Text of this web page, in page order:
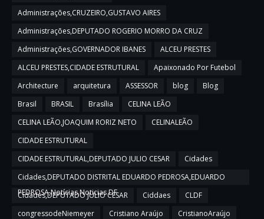
Administrações,CRUZEIRO,GUSTAVO AIRES
Administrações,DEPUTADO ROGERIO MORRO DA CRUZ
Administrações,GOVERNADOR IBANES
ALCEU PRESTES
ALCEU PRESTES,CIDADE ESTRUTURAL
Apaixonado Por Futebol
Architecture
arquitetura ASSESSOR blog
Blog
Brasil
BRASIL Brasília
CELINA LEÃO
CELINA LEÃO,JOAQUIM RORIZ NETO
CELINALEÃO
CIDADE ESTRUTURAL
CIDADE ESTRUTURAL,DEPUTADO JULIO CESAR
Cidades
Cidades,DEPUTADO DISTRITAL EDUARDO PEDROSA,EDUARDO
PEDROSA,Notícias,Noticias DF
Cidades,DEPUTADO JULIO CESAR Ciddaes
CLDF
congressodeNiemeyer
Cristiano Araújo
CristianoAraújo